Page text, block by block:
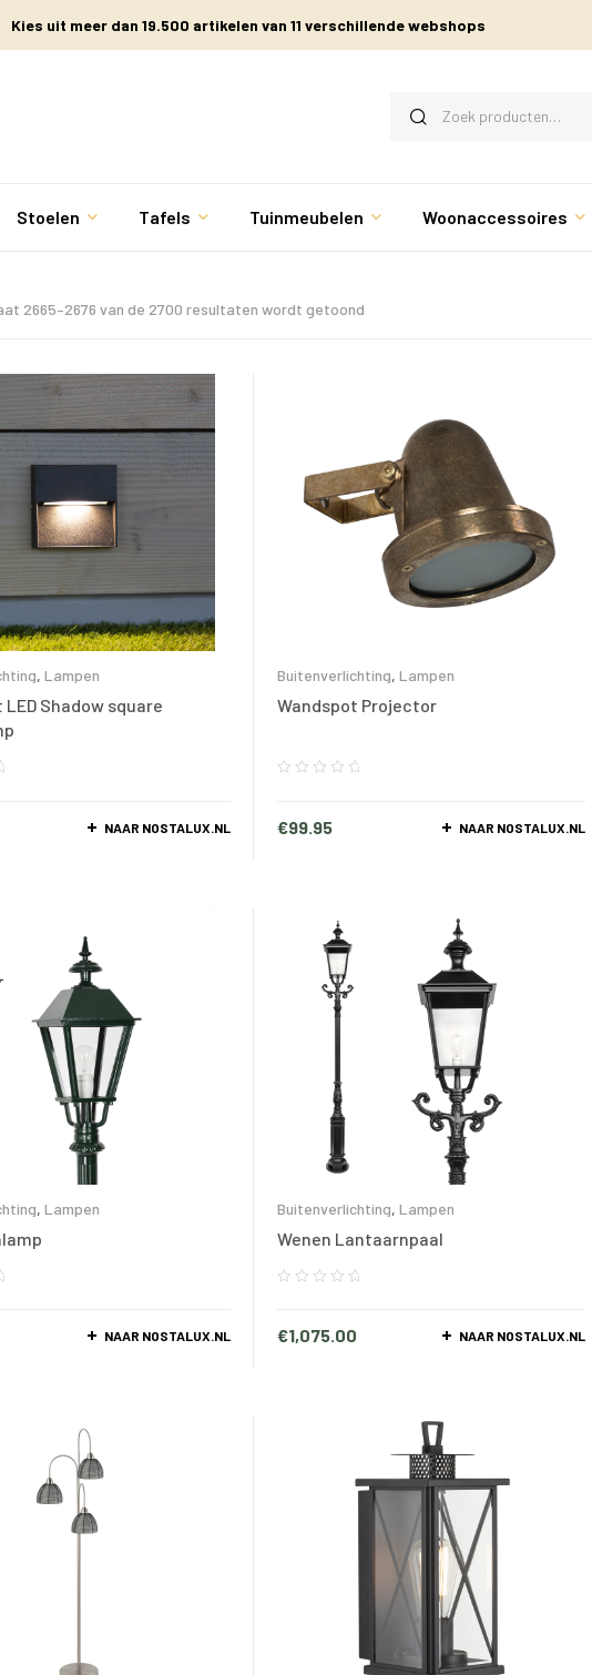
Kies uit meer dan 19.500 artikelen van 11 verschillende webshops
Stoelen Tafels Tuinmeubelen Woonaccessoires
2665–2676 van de 2700 resultaten wordt getoond
, Lampen
Shadow square
NAAR NOSTALUX.NL
Buitenverlichting, Lampen
Wandspot Projector
€99.95 NAAR NOSTALUX.NL
, Lampen
NAAR NOSTALUX.NL
Buitenverlichting, Lampen
Wenen Lantaarnpaal
€1,075.00 NAAR NOSTALUX.NL